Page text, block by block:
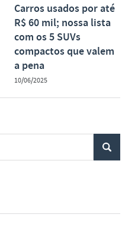
Carros usados por até
R$ 60 mil; nossa lista
com os 5 SUVs
compactos que valem
a pena
10/06/2025